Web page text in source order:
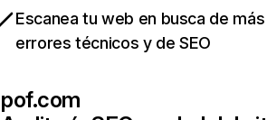
Escanea tu web en busca de
errores técnicos y de SEO
pof.com